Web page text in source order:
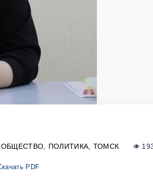
ОБЩЕСТВО ПОЛИТИКА ТОМСК
PDF